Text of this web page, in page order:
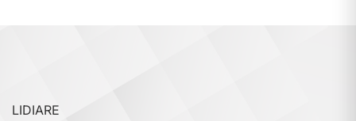
LIDIARE